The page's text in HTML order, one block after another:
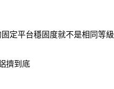
定平台穩固度就不是相同等級
擠到底